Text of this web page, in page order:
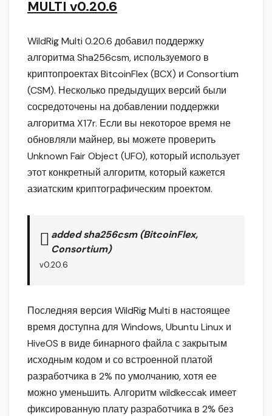
MULTI v0.20.6
WildRig Multi 0.20.6 добавил поддержку
алгоритма Sha256csm, используемого в
криптопроектах BitcoinFlex (BCX) и Consortium
(CSM). Несколько предыдущих версий были
сосредоточены на добавлении поддержки
алгоритма X17r. Если вы некоторое время не
обновляли майнер, вы можете проверить
Unknown Fair Object (UFO), который использует
этот конкретный алгоритм, который кажется
азиатским криптографическим проектом.
added sha256csm (BitcoinFlex,
Consortium)
v0.20.6
Последняя версия WildRig Multi в настоящее
время доступна для Windows, Ubuntu Linux и
HiveOS в виде бинарного файла с закрытым
исходным кодом и со встроенной платой
разработчика в 2% по умолчанию, хотя ее
можно уменьшить. Алгоритм wildkeccak имеет
фиксированную плату разработчика в 2% без